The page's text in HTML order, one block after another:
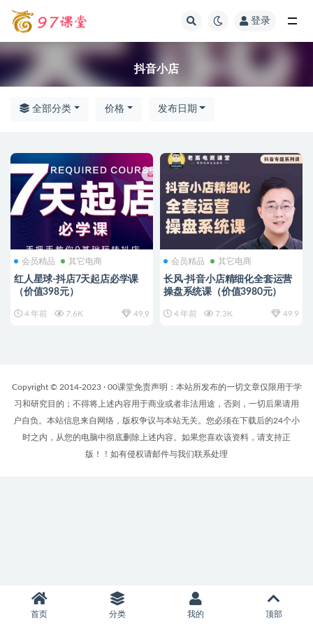
登录
抖音小店
全部分类 价格 发布日期
会员精品 其它电商
红人星球-抖店7天起店必学课
（价值398元）
4 年前 7.6K 49.9
会员精品 其它电商
长风-抖音小店精细化全套运营
操盘系统课（价值3980元）
4 年前 7.3K 49.9
Copyright © 2014-2023 · 00课堂免责声明：本站所发布的一切文章仅限用于学
习和研究目的；不得将上述内容用于商业或者非法用途，否则，一切后果请用
户自负。本站信息来自网络，版权争议与本站无关。您必须在下载后的24个小
时之内，从您的电脑中彻底删除上述内容。如果您喜欢该资料，请支持正
版！！如有侵权请邮件与我们联系处理
首页 分类 我的 顶部